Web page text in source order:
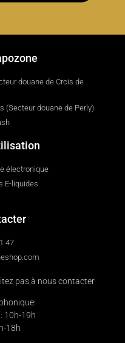
douane de Crois de
(Secteur douane de Perly)
électronique
E-liquides
47
pas à nous contacter
10h-19h
18h